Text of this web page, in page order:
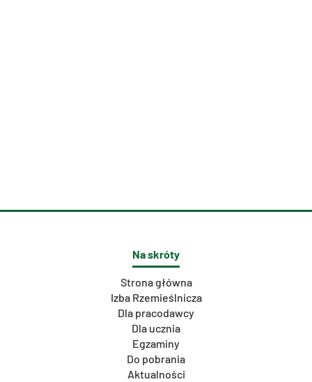
Na skróty
Strona główna
Izba Rzemieślnicza
Dla pracodawcy
Dla ucznia
Egzaminy
Do pobrania
Aktualności